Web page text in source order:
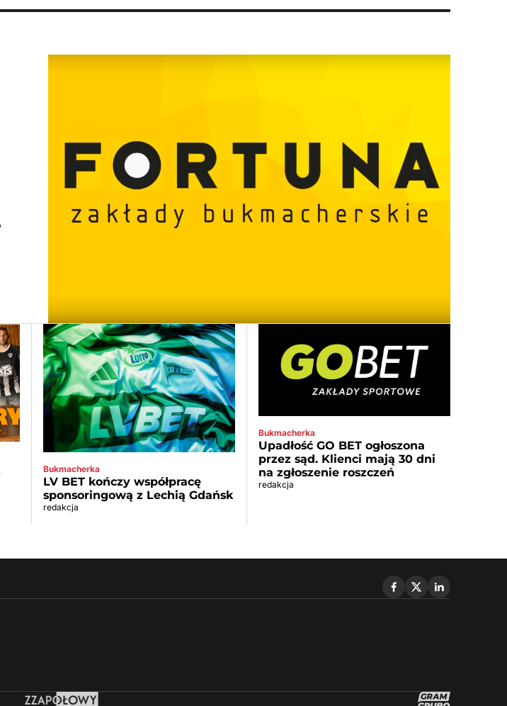
Bukmacherka
LV BET kończy współpracę
sponsoringową z Lechią Gdańsk
redakcja
Bukmacherka
Upadłość GO BET ogłoszona
przez sąd. Klienci mają 30 dni
na zgłoszenie roszczeń
redakcja